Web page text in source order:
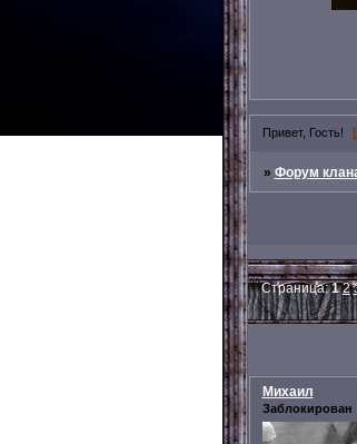
Привет, Гость!
» Форум
Страница:1 2
Михаил
Заблокирован